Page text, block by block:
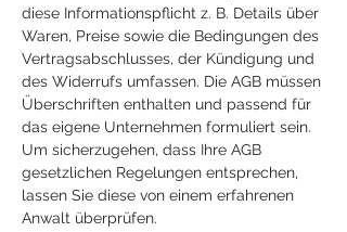
diese Informationspflicht z. B. Details über
Waren, Preise sowie die Bedingungen des
Vertragsabschlusses, der Kündigung und
des Widerrufs umfassen. Die AGB müssen
Überschriften enthalten und passend für
das eigene Unternehmen formuliert sein.
Um sicherzugehen, dass Ihre AGB
gesetzlichen Regelungen entsprechen,
lassen Sie diese von einem erfahrenen
Anwalt überprüfen.